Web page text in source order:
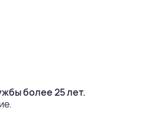
более 25 лет.